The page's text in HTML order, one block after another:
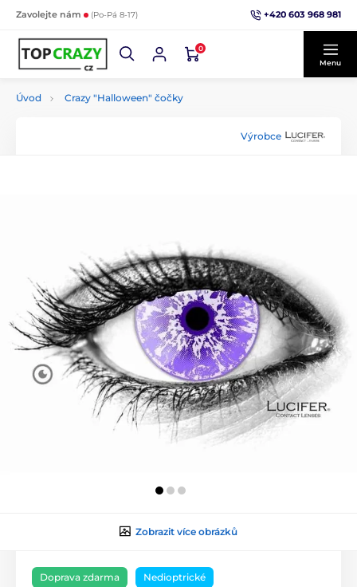
Zavolejte nám (Po-Pá 8-17) +420 603 968 981
0
Menu
Úvod Crazy "Halloween" čočky
Výrobce
Zobrazit více obrázků
Doprava zdarma Nedioptrické